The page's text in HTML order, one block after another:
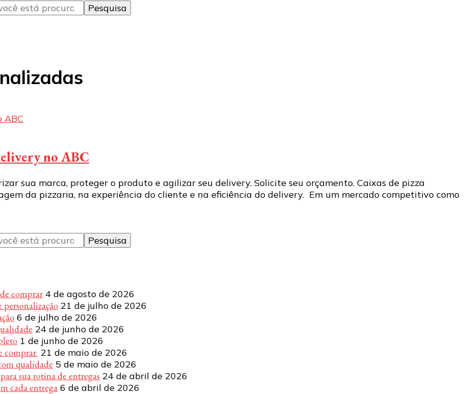
no ABC
sua marca, proteger o produto e agilizar seu delivery. Solicite seu orçamento. Caixas de pizza
da pizzaria, na experiência do cliente e na eficiência do delivery. Em um mercado competitivo como
comprar 4 de agosto de 2026
21 de julho de 2026
6 de julho de 2026
24 de junho de 2026
1 de junho de 2026
comprar 21 de maio de 2026
qualidade 5 de maio de 2026
sua rotina de entregas 24 de abril de 2026
cada entrega 6 de abril de 2026